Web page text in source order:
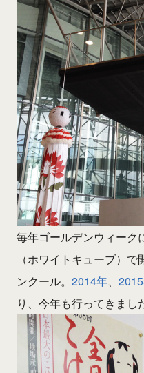
毎年ゴールデンウィーク
（ホワイトキューブ）
ンクール。 2014年、
り、今年も行ってきまし